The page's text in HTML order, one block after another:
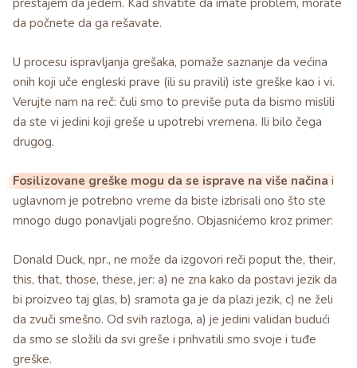
da počnete da ga rešavate.
U procesu ispravljanja grešaka, pomaže saznanje da većina
onih koji uče engleski prave (ili su pravili) iste greške kao i vi.
Verujte nam na reč: čuli smo to previše puta da bismo mislili
da ste vi jedini koji greše u upotrebi vremena. Ili bilo čega
drugog.
Fosilizovane greške mogu da se isprave na više načina i
uglavnom je potrebno vreme da biste izbrisali ono što ste
mnogo dugo ponavljali pogrešno. Objasnićemo kroz primer:
Donald Duck, npr., ne može da izgovori reči poput the, their,
this, that, those, these, jer: a) ne zna kako da postavi jezik da
bi proizveo taj glas, b) sramota ga je da plazi jezik, c) ne želi
da zvuči smešno. Od svih razloga, a) je jedini validan budući
da smo se složili da svi greše i prihvatili smo svoje i tuđe
greške.